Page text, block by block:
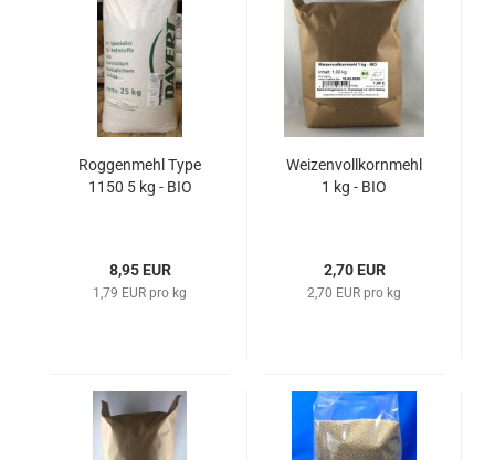
Roggenmehl Type
1150 5 kg - BIO
8,95 EUR
1,79 EUR pro kg
Weizenvollkornmehl
1 kg - BIO
2,70 EUR
2,70 EUR pro kg